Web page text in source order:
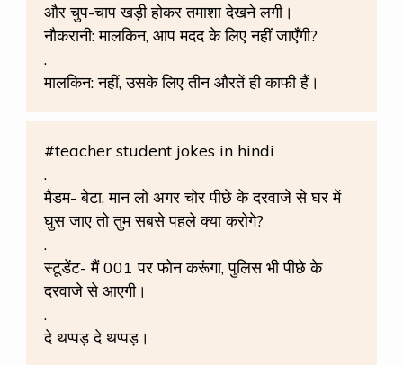
और चुप-चाप खड़ी होकर तमाशा देखने लगी।️
नौकरानी: मालकिन, आप मदद के लिए नहीं जाएँगी?
.
मालकिन: नहीं, उसके लिए तीन औरतें ही काफी हैं।
#teacher student jokes in hindi
.
मैडम- बेटा, मान लो अगर चोर पीछे के दरवाजे से घर में
घुस जाए तो तुम सबसे पहले क्या करोगे?
.
स्टूडेंट- मैं 001 पर फोन करूंगा, पुलिस भी पीछे के
दरवाजे से आएगी।
.
दे थप्पड़ दे थप्पड़।